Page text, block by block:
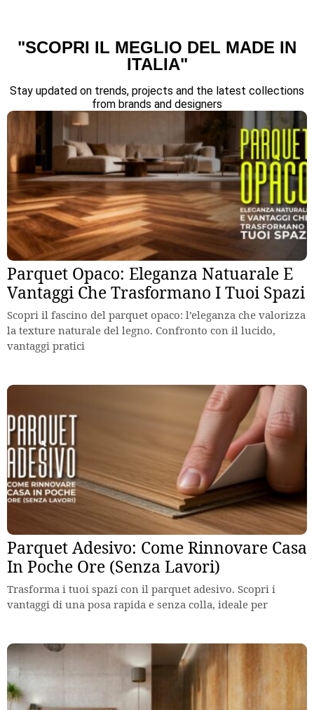
"SCOPRI IL MEGLIO DEL MADE IN
ITALIA"
Stay updated on trends, projects and the latest collections
from brands and designers
Parquet Opaco: Eleganza Natuarale E
Vantaggi Che Trasformano I Tuoi Spazi
Scopri il fascino del parquet opaco: l’eleganza che valorizza
la texture naturale del legno. Confronto con il lucido,
vantaggi pratici
Parquet Adesivo: Come Rinnovare Casa
In Poche Ore (Senza Lavori)
Trasforma i tuoi spazi con il parquet adesivo. Scopri i
vantaggi di una posa rapida e senza colla, ideale per